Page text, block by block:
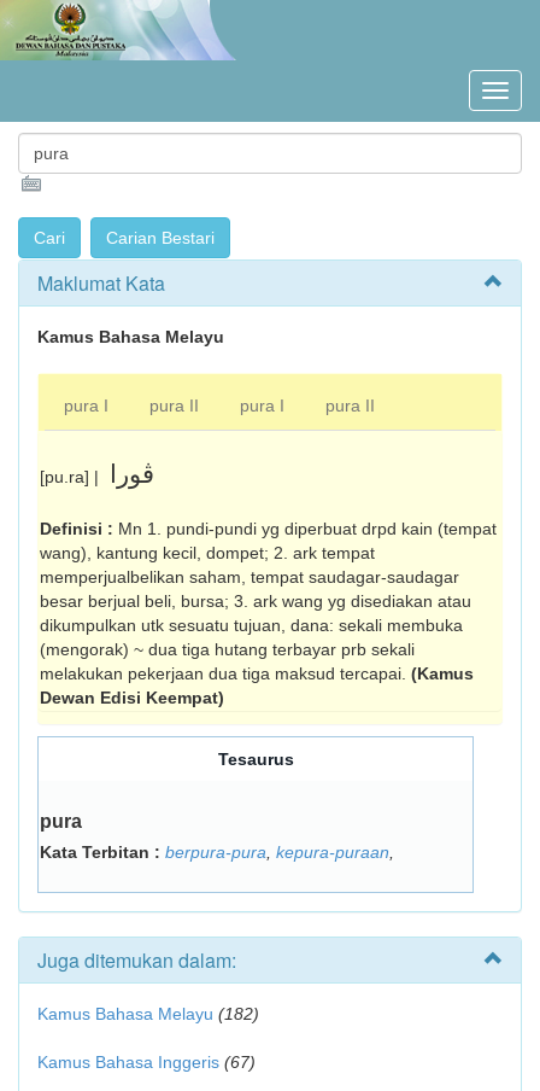
Maklumat Kata
Kamus Bahasa Melayu
pura I pura II pura I pura II
[pu.ra] | ڤورا
Definisi : Mn 1. pundi-pundi yg diperbuat drpd kain (tempat
wang), kantung kecil, dompet; 2. ark tempat
memperjualbelikan saham, tempat saudagar-saudagar
besar berjual beli, bursa; 3. ark wang yg disediakan atau
dikumpulkan utk sesuatu tujuan, dana: sekali membuka
(mengorak) ~ dua tiga hutang terbayar prb sekali
melakukan pekerjaan dua tiga maksud tercapai. (Kamus
Dewan Edisi Keempat)
Tesaurus
pura
Kata Terbitan : berpura-pura kepura-puraan
Juga ditemukan dalam:
Kamus Bahasa Melayu (182)
Kamus Bahasa Inggeris (67)